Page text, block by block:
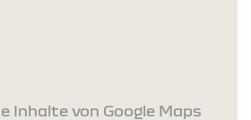
Inhalte von Google Maps